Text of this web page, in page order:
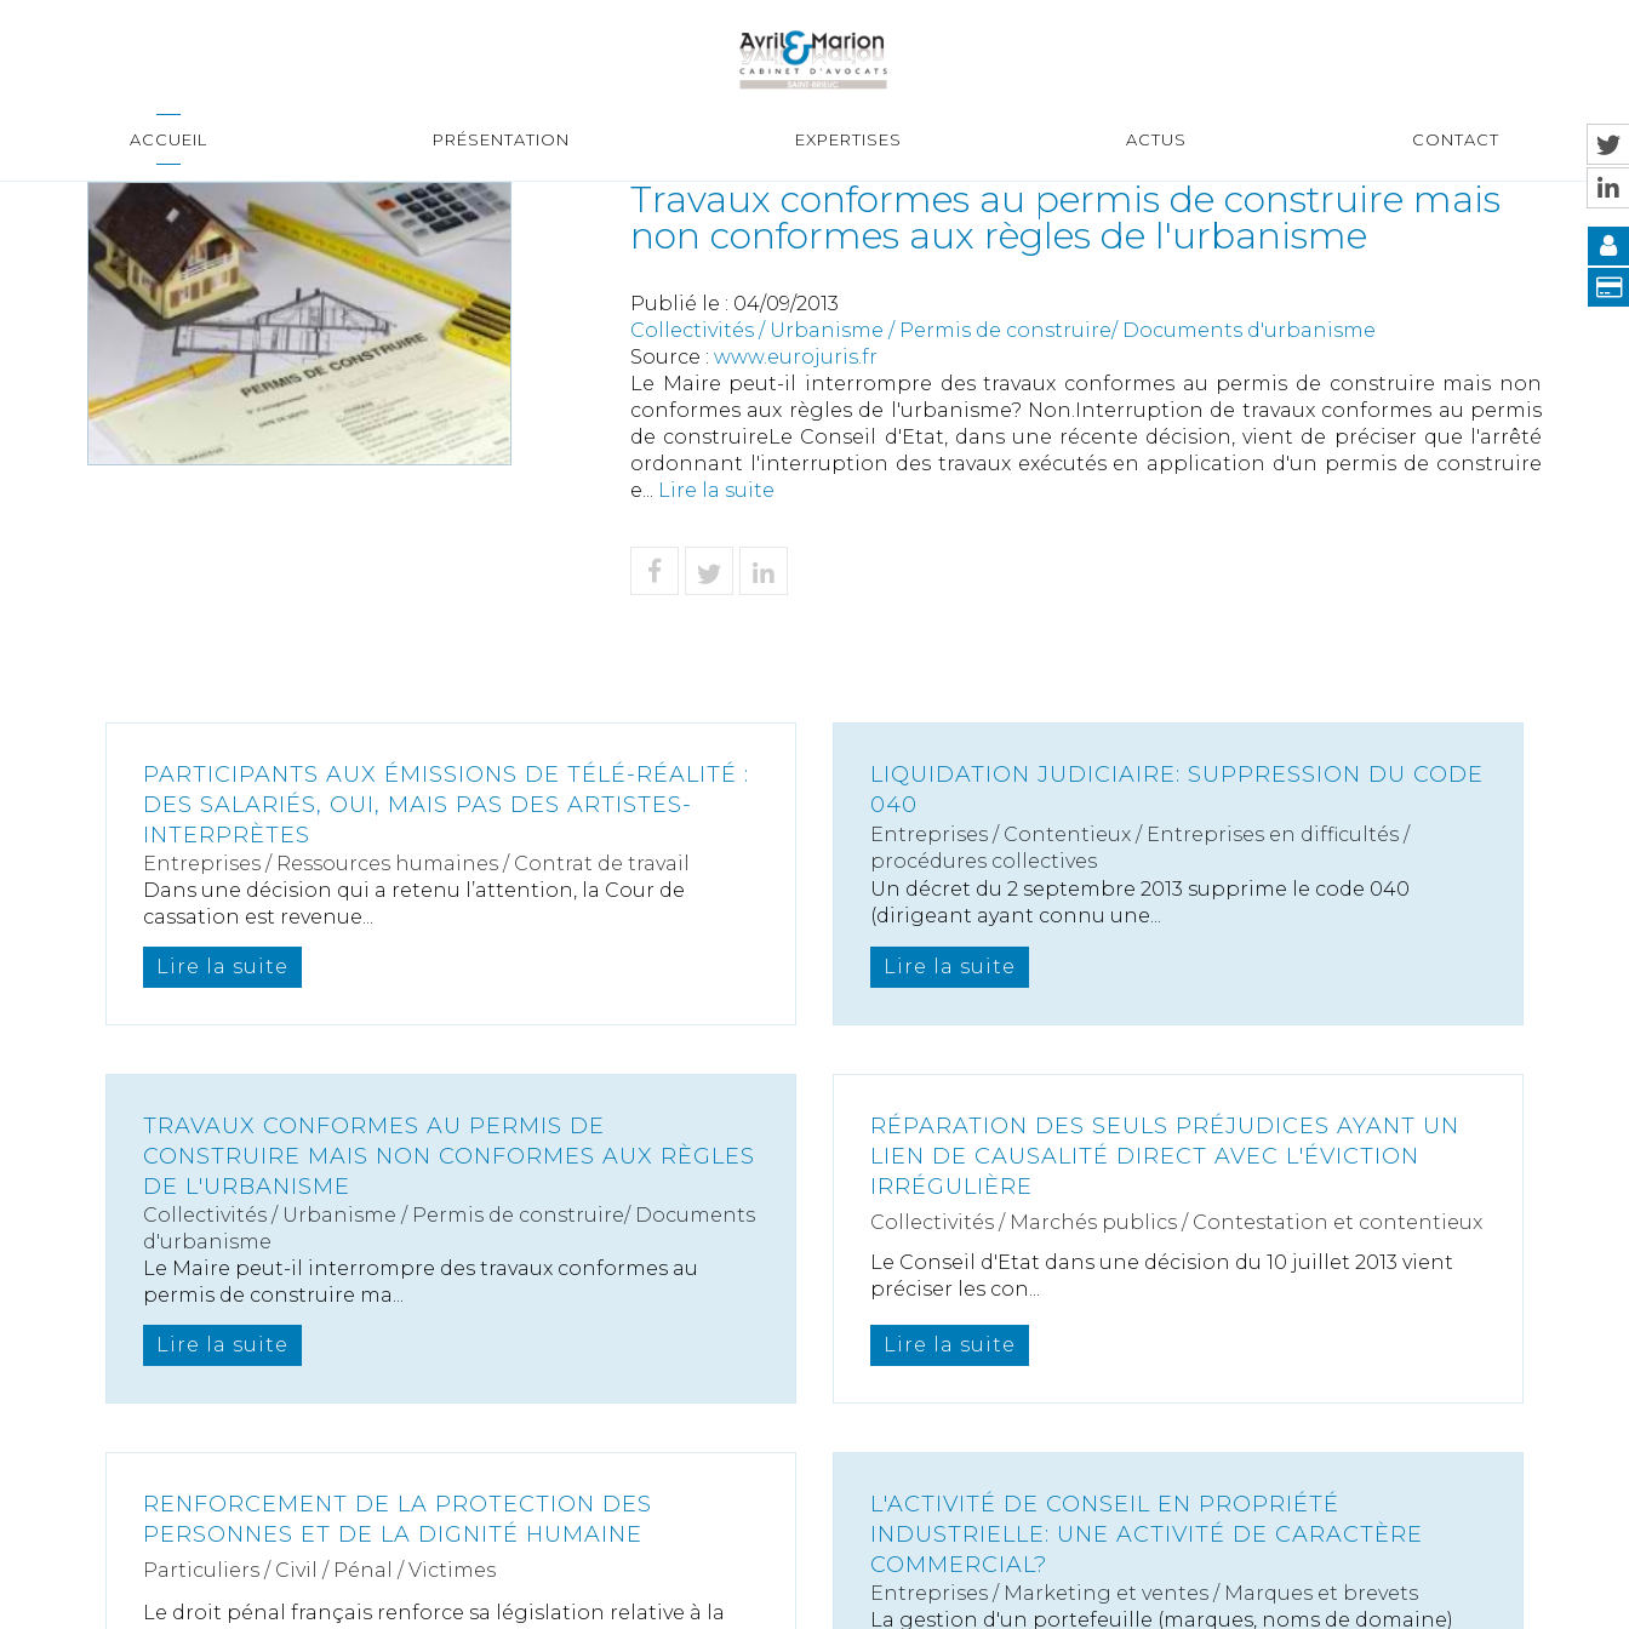
ACCUEIL PRÉSENTATION EXPERTISES ACTUS CONTACT
Travaux conformes au permis de construire mais
non conformes aux règles de l'urbanisme
Publié le : 04/09/2013
Collectivités / Urbanisme / Permis de construire/ Documents d'urbanisme
Source : www.eurojuris.fr
Le Maire peut-il interrompre des travaux conformes au permis de construire mais non
conformes aux règles de l'urbanisme? Non.Interruption de travaux conformes au permis
de construireLe Conseil d'Etat, dans une récente décision, vient de préciser que l'arrêté
ordonnant l'interruption des travaux exécutés en application d'un permis de construire
e... Lire la suite
PARTICIPANTS AUX ÉMISSIONS DE TÉLÉ-RÉALITÉ :
DES SALARIÉS, OUI, MAIS PAS DES ARTISTES-
INTERPRÈTES
Entreprises / Ressources humaines / Contrat de travail
Dans une décision qui a retenu l’attention, la Cour de
cassation est revenue...
Lire la suite
LIQUIDATION JUDICIAIRE: SUPPRESSION DU CODE
040
Entreprises / Contentieux / Entreprises en difficultés /
procédures collectives
Un décret du 2 septembre 2013 supprime le code 040
(dirigeant ayant connu une...
Lire la suite
TRAVAUX CONFORMES AU PERMIS DE
CONSTRUIRE MAIS NON CONFORMES AUX RÈGLES
DE L'URBANISME
Collectivités / Urbanisme / Permis de construire/ Documents
d'urbanisme
Le Maire peut-il interrompre des travaux conformes au
permis de construire ma...
Lire la suite
RÉPARATION DES SEULS PRÉJUDICES AYANT UN
LIEN DE CAUSALITÉ DIRECT AVEC L'ÉVICTION
IRRÉGULIÈRE
Collectivités / Marchés publics / Contestation et contentieux
Le Conseil d'Etat dans une décision du 10 juillet 2013 vient
préciser les con...
Lire la suite
RENFORCEMENT DE LA PROTECTION DES
PERSONNES ET DE LA DIGNITÉ HUMAINE
Particuliers / Civil / Pénal / Victimes
Le droit pénal français renforce sa législation relative à la
L'ACTIVITÉ DE CONSEIL EN PROPRIÉTÉ
INDUSTRIELLE: UNE ACTIVITÉ DE CARACTÈRE
COMMERCIAL?
Entreprises / Marketing et ventes / Marques et brevets
La gestion d'un portefeuille (marques, noms de domaine)